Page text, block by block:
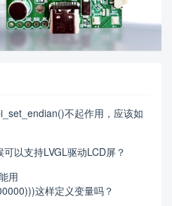
不起作用，应该如
以支持LVGL驱动LCD屏？
用
这样定义变量吗？